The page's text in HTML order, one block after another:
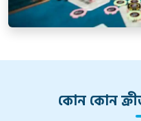
কোন কোন